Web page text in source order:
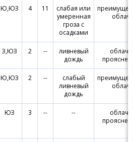
Ю,ЮЗ 4 11
слабая или
умеренная
гроза с
осадками
З,ЮЗ 2 --
ливневый
дождь
Ю,ЮЗ 2 --
слабый
ливневый
дождь
ЮЗ 3 -- --